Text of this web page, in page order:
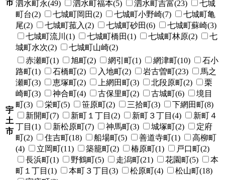
市 泗水町永(49)
泗水町福本(5) 泗水町吉富(23)
七城
町台(2)
七城町岡田(2) 七城町小野崎(7)
七城町亀
尾(2)
七城町菰入(2) 七城町砂田(6)
七城町蘇崎(3)
七城町流川(1)
七城町橋田(1) 七城町林原(2)
七
城町水次(2)
七城町山崎(2)
宇
土
市
赤瀬町(1) 旭町(2) 網引町(1) 網津町(10)
石小
路町(1)
石橋町(2) 入地町(2) 岩古曽町(23)
馬之
瀬町(3)
恵塚町(2) 上網田町(3) 北段原町(2)
栗
崎町(3)
神合町(4) 古保里町(2) 古城町(6)
境目
町(3)
栄町(5) 笹原町(2) 三拾町(3)
下網田町(8)
新開町(7)
新町１丁目(2) 新町３丁目(4)
新町４
丁目(1)
新松原町(7) 神馬町(3) 城塚町(2)
定府
町(2)
住吉町(18) 船場町(5) 善道寺町(1)
高柳町
(4)
立岡町(11) 築籠町(2) 椿原町(1)
戸口町(2)
長浜町(1)
野鶴町(5) 走潟町(21) 花園町(5)
本
町１丁目(1)
本町３丁目(3) 松原町(4)
松山町(18)